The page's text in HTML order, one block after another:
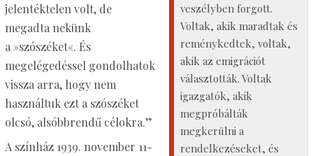
veszélyben forgott.
Voltak, akik maradtak és
reménykedtek, voltak,
akik az emigrációt
választották. Voltak
igazgatók, akik
megpróbálták
megkerülni a
rendelkezéseket, és
jelentéktelen volt, de
megadta nekünk
a »szószéket«. És
megelégedéssel gondolhatok
vissza arra, hogy nem
használtuk ezt a szószéket
olcsó, alsóbbrendű célokra.”
A színház 1939. november 11-